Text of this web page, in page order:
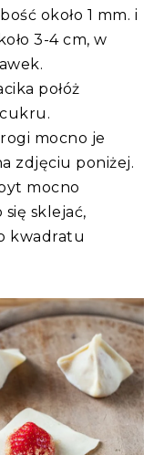
około 1 mm. i
3-4 cm, w
połóż
mocno je
zdjęciu poniżej.
mocno
się sklejać,
kwadratu